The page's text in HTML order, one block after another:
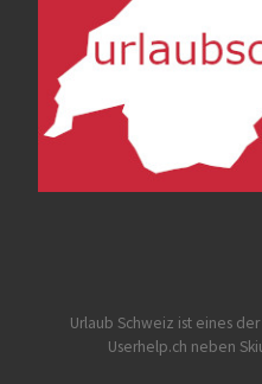
Urlaub Schweiz ist eines
Userhelp.ch neben